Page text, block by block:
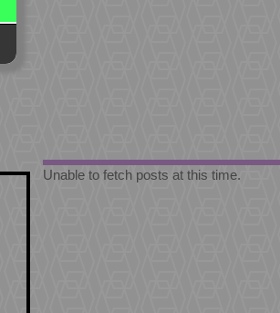
Unable to fetch posts at this time.